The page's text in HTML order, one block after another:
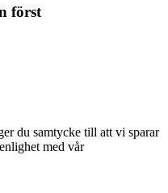
först
du samtycke till att vi sparar
med vår